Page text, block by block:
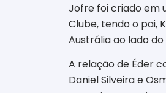
Jofre foi criado em
Clube, tendo o pai,
Austrália ao lado
A relação de Éder
Daniel Silveira e